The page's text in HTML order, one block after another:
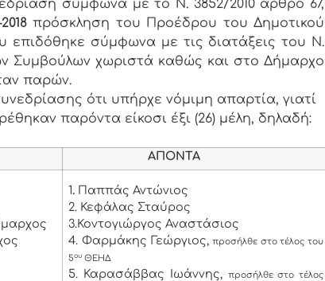
σύμφωνα με το Ν. 3852/2010 άρθρο 67,
2018πρόσκληση του Προέδρου του Δημοτικού
επιδόθηκε σύμφωνα με τις διατάξεις του Ν.
Συμβούλων χωριστά καθώς και στο Δήμαρχο
παρών.
ότι υπήρχε νόμιμη απαρτία, γιατί
παρόντα είκοσι έξι (26) μέλη, δηλαδή:
ΑΠΟΝΤΑ
1. Παππάς Αντώνιος
2. Κεφάλας Σταύρος
3.Κοντογιώργος Αναστάσιος
4. Φαρμάκης Γεώργιος,προσήλθε στο τέλος του
5ου ΘΕΗΔ
5. Καρασάββας Ιωάννης,
προσήλθε στο τέλος